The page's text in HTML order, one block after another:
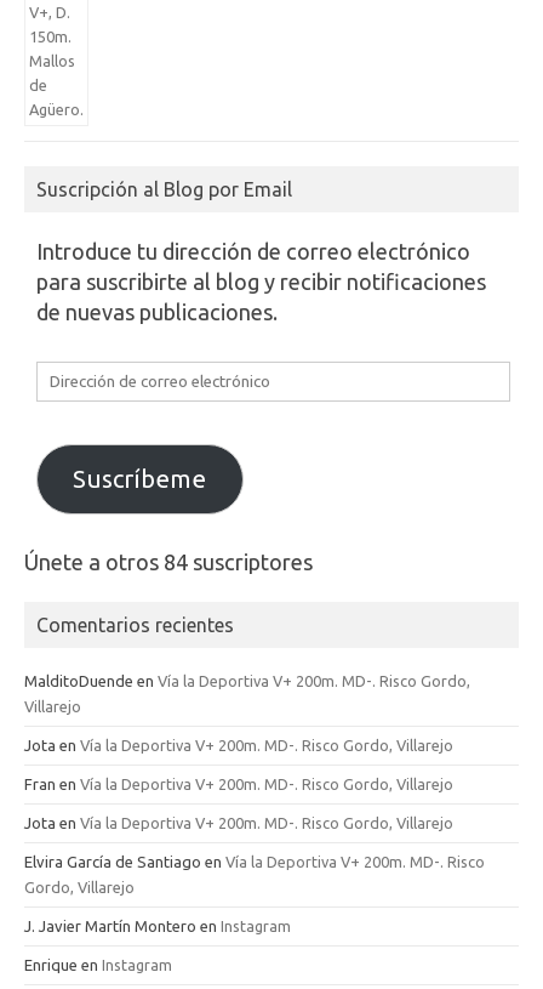
Suscripción al Blog por Email
Introduce tu dirección de correo electrónico
para suscribirte al blog y recibir notificaciones
de nuevas publicaciones.
Dirección
de
electrónico
Suscríbeme
Únete a otros 84 suscriptores
Comentarios recientes
MalditoDuende en Vía la Deportiva V+ 200m. MD-. Risco Gordo,
Villarejo
Jota en Vía la Deportiva V+ 200m. MD-. Risco Gordo, Villarejo
Fran en Vía la Deportiva V+ 200m. MD-. Risco Gordo, Villarejo
Jota en Vía la Deportiva V+ 200m. MD-. Risco Gordo, Villarejo
Elvira García de Santiago en Vía la Deportiva V+ 200m. MD-. Risco
Gordo, Villarejo
J. Javier Martín Montero en Instagram
Enrique en Instagram